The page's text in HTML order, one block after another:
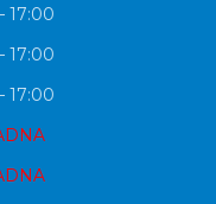
17:00
17:00
17:00